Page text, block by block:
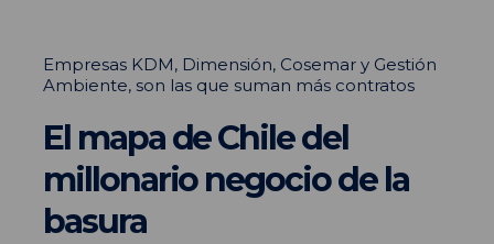
Empresas KDM, Dimensión, Cosemar y Gestión
Ambiente, son las que suman más contratos
El mapa de Chile del
millonario negocio de la
basura